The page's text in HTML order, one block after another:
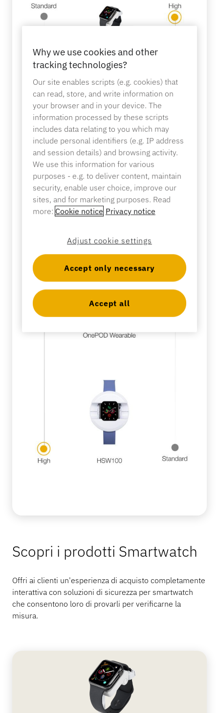
Articoli sportivi
Vendita al dettaglio specializzata
Sport e intrattenimento
Ospitalità e ristorazione
Costruttori di impianti fissi
Settore bancario
Istruzione
Punto vendita
Supporti per tablet
Contattaci
Catalogo
Notizie
Scopri i prodotti Smartwatch
Offri ai clienti un'esperienza di acquisto completamente
interattiva con soluzioni di sicurezza per smartwatch
che consentono loro di provarli per verificarne la
misura.
Why we use cookies and other
tracking technologies?
Our site enables scripts (e.g. cookies) that
can read, store, and write information on
your browser and in your device. The
information processed by these scripts
includes data relating to you which may
include personal identifiers (e.g. IP address
and session details) and browsing activity.
We use this information for various
purposes - e.g. to deliver content, maintain
security, enable user choice, improve our
sites, and for marketing purposes. Read
more: Cookie notice Privacy notice
Adjust cookie settings
Accept only necessary
Accept all